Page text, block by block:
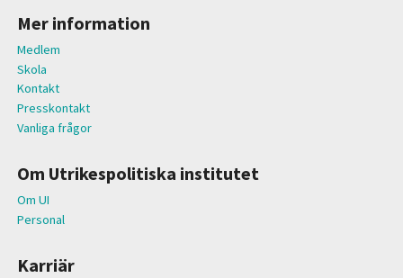
Mer information
Medlem
Skola
Kontakt
Presskontakt
Vanliga frågor
Om Utrikespolitiska institutet
Om UI
Personal
Karriär